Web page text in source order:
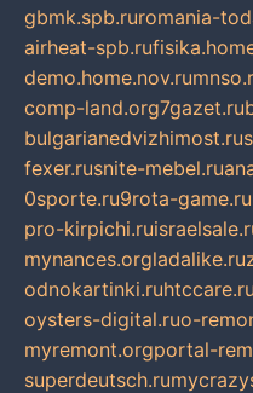
gbmk.spb.ruromania-
airheat-spb.ru
demo.home.nov.ru
comp-land.org7gazet.ru
bulgarianedvizhimost.ru
fexer.rusnite-mebel.ru
0sporte.ru9rota-game.ru
pro-kirpichi.ru
mynances.orgladalike.ru
odnokartinki.ruhtccare.ru
oysters-digital.ruo-
myremont.orgportal-
superdeutsch.ru